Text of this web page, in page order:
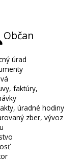
Občan
úrad
faktúry,
úradné hodiny
zber, vývoz